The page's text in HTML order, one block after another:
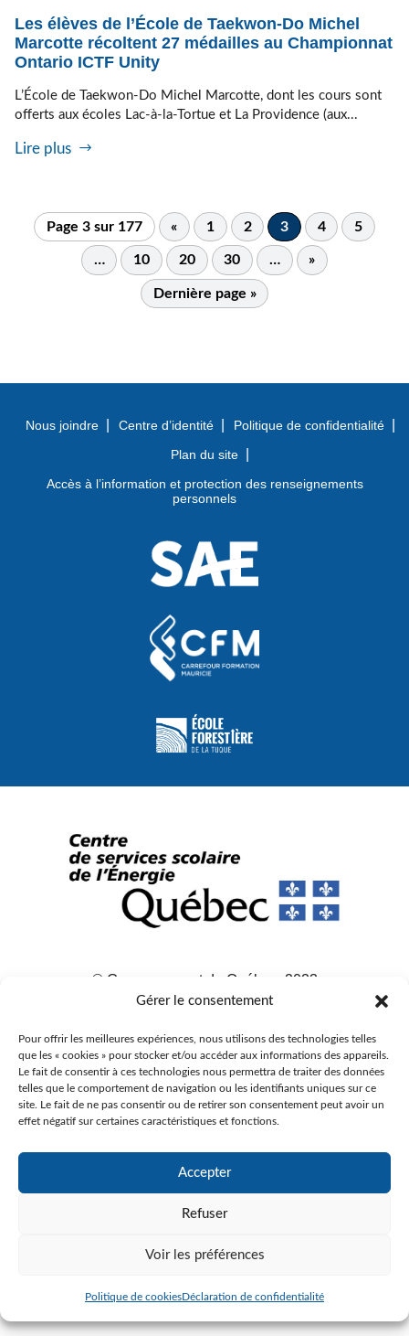
Gérer le consentement
Pour offrir les meilleures expériences, nous utilisons des technologies telles
que les « cookies » pour stocker et/ou accéder aux informations des appareils.
Le fait de consentir à ces technologies nous permettra de traiter des données
telles que le comportement de navigation ou les identifiants uniques sur ce
site. Le fait de ne pas consentir ou de retirer son consentement peut avoir un
effet négatif sur certaines caractéristiques et fonctions.
Accepter
Refuser
Voir les préférences
Politique de cookiesDéclaration de confidentialité
Les élèves de l’École de Taekwon-Do Michel
Marcotte récoltent 27 médailles au Championnat
Ontario ICTF Unity
L’École de Taekwon-Do Michel Marcotte, dont les cours sont
offerts aux écoles Lac-à-la-Tortue et La Providence (aux...
Lire plus
Page 3 sur 177 « 1 2 3 4 5
… 10 20 30 … »
Dernière page »
Nous joindre Centre d’identité
Politique de confidentialité
Plan du site
Accès à l’information et protection des renseignements
personnels
© Gouvernement du Québec, 2023